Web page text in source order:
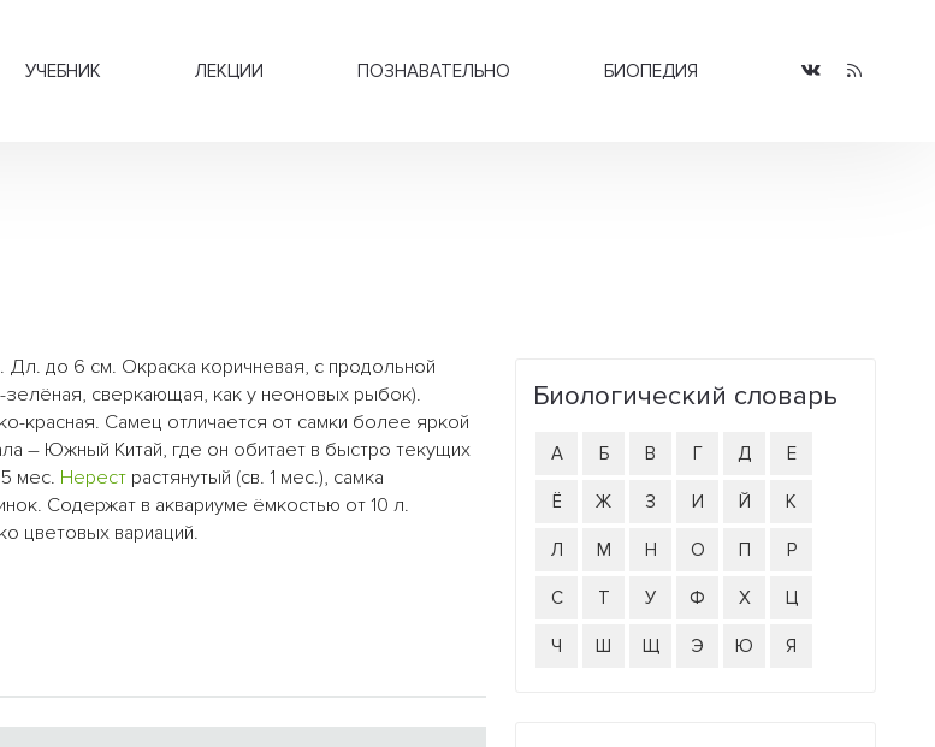
УЧЕБНИК ЛЕКЦИИ ПОЗНАВАТЕЛЬНО БИОПЕДИЯ
Дл. до 6 см. Окраска коричневая, с продольной
сверкающая, как у неоновых рыбок).
красная. Самец отличается от самки более яркой
– Южный Китай, где он обитает в быстро текущих
мес. Нерест растянутый (cв. 1 мес.), самка
Содержат в аквариуме ёмкостью от 10 л.
цветовых вариаций.
Биологический словарь
А Б В Г Д Е
Ё Ж З И Й К
Л М Н О П Р
С Т У Ф Х Ц
Ч Ш Щ Э Ю Я